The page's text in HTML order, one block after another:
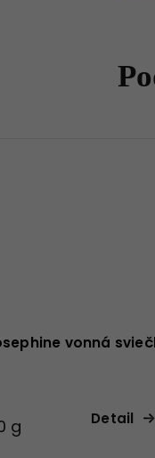
vonná
g
Detail